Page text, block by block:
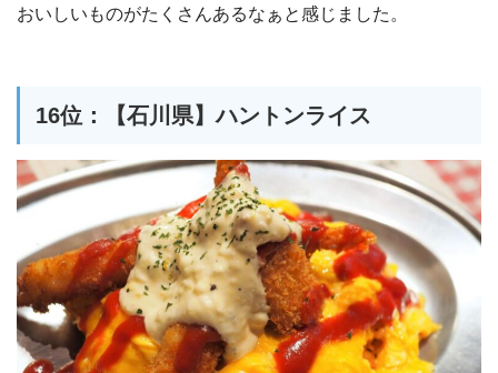
おいしいものがたくさんあるなぁと感じました。
16位：【石川県】ハントンライス